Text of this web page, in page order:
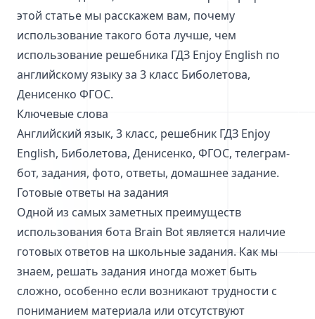
этой статье мы расскажем вам, почему
использование такого бота лучше, чем
использование решебника ГДЗ Enjoy English по
английскому языку за 3 класс Биболетова,
Денисенко ФГОС.
Ключевые слова
Английский язык, 3 класс, решебник ГДЗ Enjoy
English, Биболетова, Денисенко, ФГОС, телеграм-
бот, задания, фото, ответы, домашнее задание.
Готовые ответы на задания
Одной из самых заметных преимуществ
использования бота Brain Bot является наличие
готовых ответов на школьные задания. Как мы
знаем, решать задания иногда может быть
сложно, особенно если возникают трудности с
пониманием материала или отсутствуют